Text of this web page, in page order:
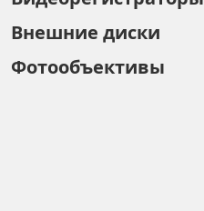
Внешние диски
Фотообъективы